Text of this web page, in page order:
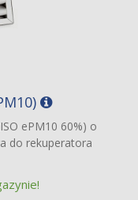
ePM10 60%) o
do rekuperatora